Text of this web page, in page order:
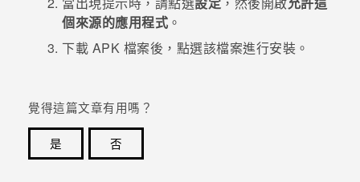
VIVELAND
個來源的應用程式 。
下載 APK 檔案後，點選該檔案進行安裝。
覺得這篇文章有用嗎？
是
否